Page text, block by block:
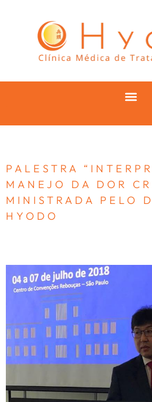
PALESTRA
MANEJO DA DOR
MINISTRADA PELO
HYODO